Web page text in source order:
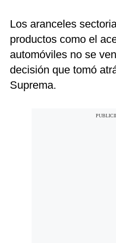
Los aranceles
productos como el
automóviles no se
decisión que tomó
Suprema.